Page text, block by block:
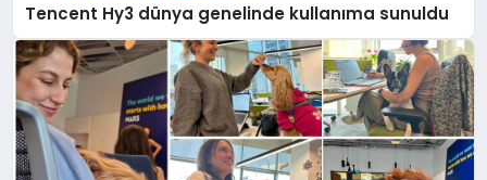
Tencent Hy3 dünya genelinde kullanıma sunuldu